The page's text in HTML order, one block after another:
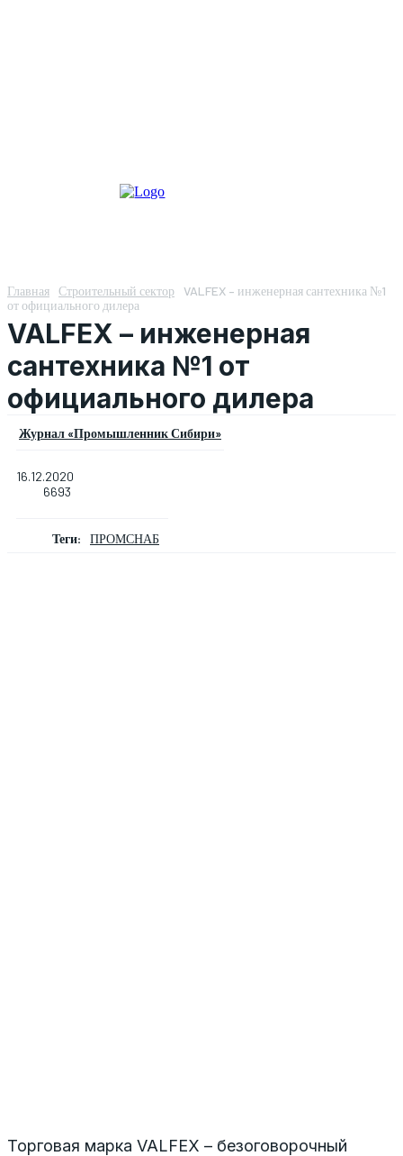
Главная Строительный сектор VALFEX – инженерная сантехника №1
от официального дилера
VALFEX – инженерная
сантехника №1 от
официального дилера
Журнал «Промышленник Сибири»
16.12.2020
6693
Теги: ПРОМСНАБ
Торговая марка VALFEX – безоговорочный